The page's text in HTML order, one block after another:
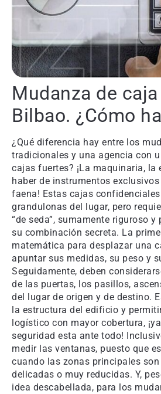
Mudanza de
Bilbao. ¿Cómo
¿Qué diferencia hay entre los
tradicionales y una agencia con
cajas fuertes? ¡La maquinaria, la
haber de instrumentos
faena! Estas cajas
grandulonas del lugar, pero
“de seda”, sumamente riguroso
su combinación secreta. La
matemática para desplazar una
apuntar sus medidas, su peso y
Seguidamente, deben
de las puertas, los pasillos,
del lugar de origen y de destino.
la estructura del edificio y
logístico con mayor cobertura,
seguridad esta ante todo!
medir las ventanas, puesto que
cuando las zonas principales son
delicadas o muy reducidas. Y,
idea descabellada, para los